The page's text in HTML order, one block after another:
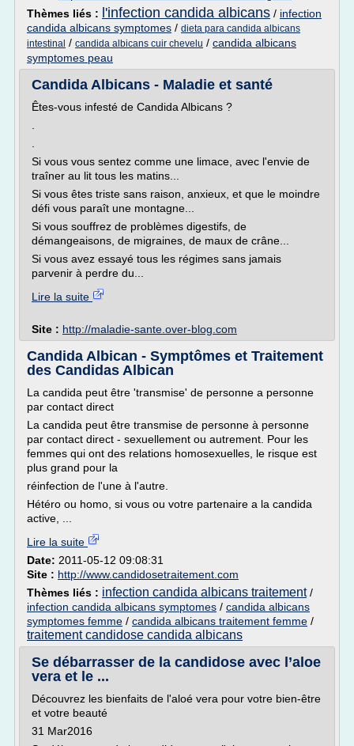
Thèmes liés :
l'infection candida albicans / infection
candida albicans symptomes / dieta para candida albicans
intestinal / candida albicans cuir chevelu / candida albicans
symptomes peau
Candida Albicans - Maladie et santé
Êtes-vous infesté de Candida Albicans ?
Si vous vous sentez comme une limace, avec l'envie de
traîner au lit tous les matins...
Si vous êtes triste sans raison, anxieux, et que le moindre
défi vous paraît une montagne...
Si vous souffrez de problèmes digestifs, de
démangeaisons, de migraines, de maux de crâne...
Si vous avez essayé tous les régimes sans jamais
parvenir à perdre du...
Lire la suite
Site : http://maladie-sante.over-blog.com
Candida Albican - Symptômes et Traitement
des Candidas Albican
La candida peut être 'transmise' de personne a personne
par contact direct
La candida peut être transmise de personne à personne
par contact direct - sexuellement ou autrement. Pour les
femmes qui ont des relations homosexuelles, le risque est
plus grand pour la
réinfection de l'une à l'autre.
Hétéro ou homo, si vous ou votre partenaire a la candida
active, ...
Lire la suite
Date: 2011-05-12 09:08:31
Site : http://www.candidosetraitement.com
Thèmes liés : infection candida albicans traitement/
infection candida albicans symptomes / candida albicans
symptomes femme / candida albicans traitement femme /
traitement candidose candida albicans
Se débarrasser de la candidose avec l’aloe
vera et le ...
Découvrez les bienfaits de l'aloé vera pour votre bien-être
et votre beauté
31 Mar2016